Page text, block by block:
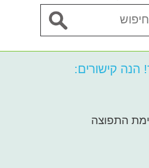
קישורים:
התפוצה